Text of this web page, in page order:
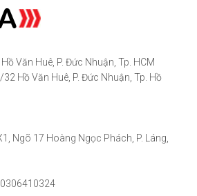
Văn Huê, P. Đức Nhuận, Tp. HCM
Hồ Văn Huê, P. Đức Nhuận, Tp. Hồ
Ngõ 17 Hoàng Ngọc Phách, P. Láng,